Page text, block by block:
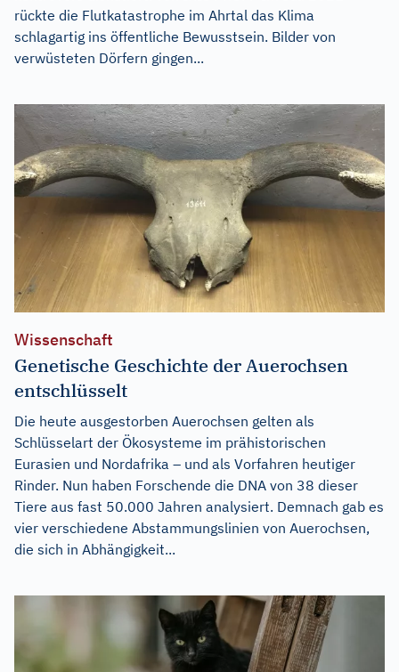
rückte die Flutkatastrophe im Ahrtal das Klima
schlagartig ins öffentliche Bewusstsein. Bilder von
verwüsteten Dörfern gingen...
Wissenschaft
Genetische Geschichte der Auerochsen
entschlüsselt
Die heute ausgestorben Auerochsen gelten als
Schlüsselart der Ökosysteme im prähistorischen
Eurasien und Nordafrika – und als Vorfahren heutiger
Rinder. Nun haben Forschende die DNA von 38 dieser
Tiere aus fast 50.000 Jahren analysiert. Demnach gab es
vier verschiedene Abstammungslinien von Auerochsen,
die sich in Abhängigkeit...